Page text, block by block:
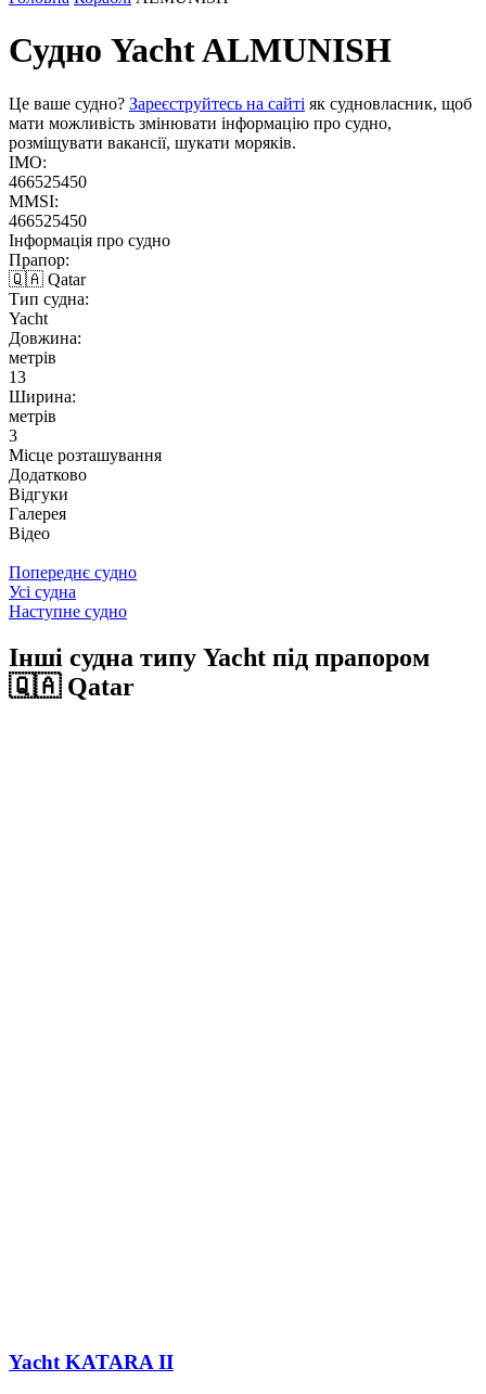
Судно YachtALMUNISH
Це ваше судно? Зареєструйтесь на сайті як судновласник, щоб
мати можливість змінювати інформацію про судно,
розміщувати вакансії, шукати моряків.
IMO:
466525450
MMSI:
466525450
Інформація про судно
Прапор:
🇶🇦 Qatar
Тип судна:
Yacht
Довжина:
метрів
13
Ширина:
метрів
3
Місце розташування
Додатково
Відгуки
Галерея
Відео
Попереднє судно
Усі судна
Наступне судно
Інші судна типу Yacht під прапором
🇶🇦 Qatar
YachtKATARA II